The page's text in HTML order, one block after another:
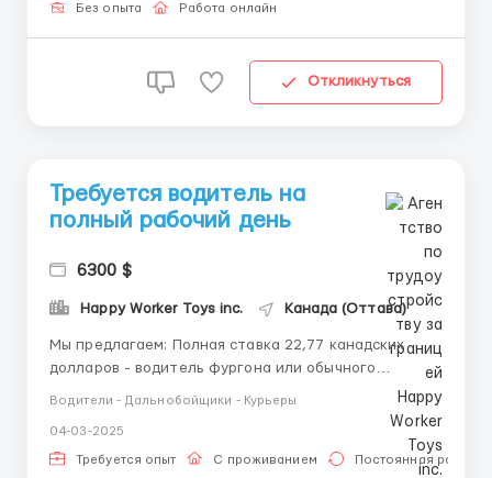
исследования во многих странах мира. Наша цель –
Без опыта Работа онлайн
Откликнуться
Требуется водитель на
полный рабочий день
6300 $
Happy Worker Toys inc. Канада (Оттава)
Мы предлагаем: Полная ставка 22,77 канадских
долларов - водитель фургона или обычного
грузовика (около 6000CA$) Полная ставка 24,27
самозагрузчика(около 6300CA$) Оплачиваемый
перелет в Канаду и встреча в аэропорту,
Водители - Дальнобойщики - Курьеры
04-03-2025
Требуется опыт С проживанием Постоянная работа